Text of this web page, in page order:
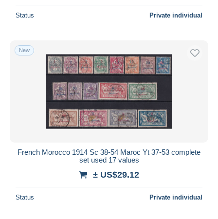
Status Private individual
New
French Morocco 1914 Sc 38-54 Maroc Yt 37-53 complete
set used 17 values
± US$29.12
Status Private individual